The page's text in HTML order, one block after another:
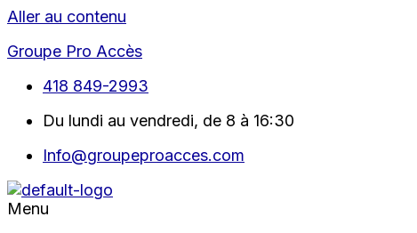
Aller au contenu
Groupe Pro Accès
418 849-2993
Du lundi au vendredi, de 8 à 16:30
Info@groupeproacces.com
Menu